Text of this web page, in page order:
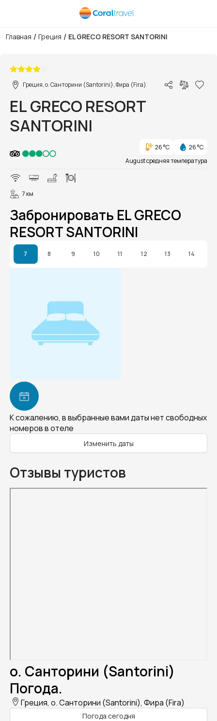
Главная / Греция / EL GRECO RESORT SANTORINI
Греция, о. Санторини (Santorini), Фира (Fira)
EL GRECO RESORT
SANTORINI
26 °C
26 °C
August средняя температура
7 км
Забронировать EL GRECO
RESORT SANTORINI
7 8 9 10 11 12 13 14
К сожалению, в выбранные вами даты нет свободных
номеров в отеле
Изменить даты
Отзывы туристов
о. Санторини (Santorini)
Погода.
Греция, о. Санторини (Santorini), Фира (Fira)
Погода сегодня